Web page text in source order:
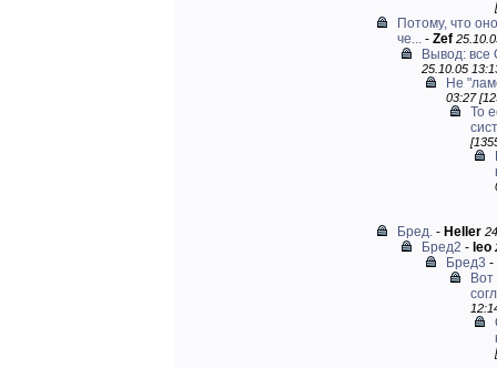
Потому, что
че... - Zef
Вывод:
25.10.05
Не
03:27
То
Бред. - Heller
Бред2 - leo
Бред3 -
Вот